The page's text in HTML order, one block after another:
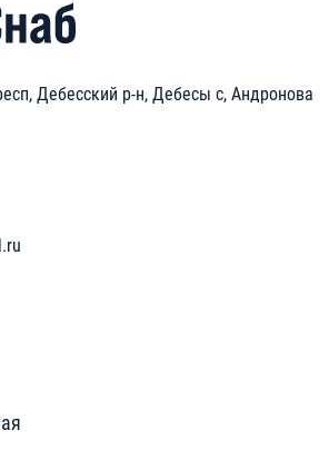
Дебесский р-н, Дебесы с, Андронова